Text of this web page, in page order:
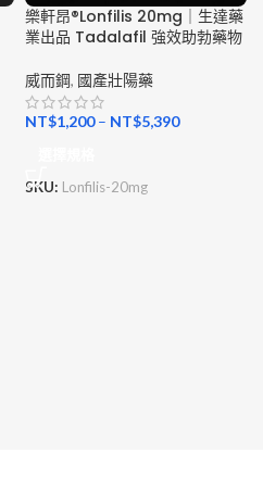
樂軒昂®Lonfilis 20mg｜生達藥
業出品 Tadalafil 強效助勃藥物
威而鋼, 國產壯陽藥
NT$1,200– NT$5,390
SKU: Lonfilis-20mg